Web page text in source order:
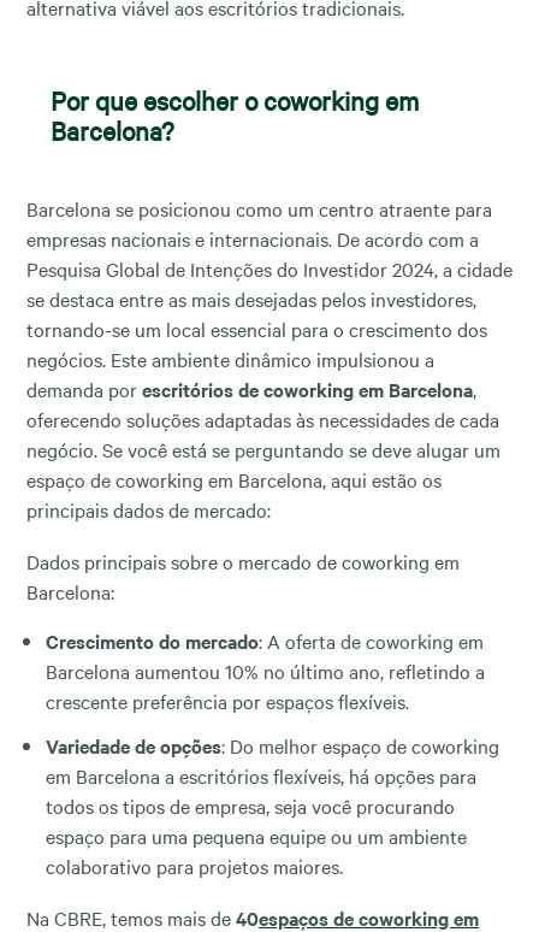
alternativa viável aos escritórios tradicionais.
Por que escolher o coworking em
Barcelona?
Barcelona se posicionou como um centro atraente para
empresas nacionais e internacionais. De acordo com a
Pesquisa Global de Intenções do Investidor 2024, a cidade
se destaca entre as mais desejadas pelos investidores,
tornando-se um local essencial para o crescimento dos
negócios. Este ambiente dinâmico impulsionou a
demanda porescritórios de coworking em Barcelona,
oferecendo soluções adaptadas às necessidades de cada
negócio. Se você está se perguntando se deve alugar um
espaço de coworking em Barcelona, ​​aqui estão os
principais dados de mercado:
Dados principais sobre o mercado de coworking em
Barcelona:
Crescimento do mercado: A oferta de coworking em
Barcelona aumentou 10% no último ano, refletindo a
crescente preferência por espaços flexíveis.
Variedade de opções: Do melhor espaço de coworking
em Barcelona a escritórios flexíveis, há opções para
todos os tipos de empresa, seja você procurando
espaço para uma pequena equipe ou um ambiente
colaborativo para projetos maiores.
Na CBRE, temos mais de40espaços de coworking em